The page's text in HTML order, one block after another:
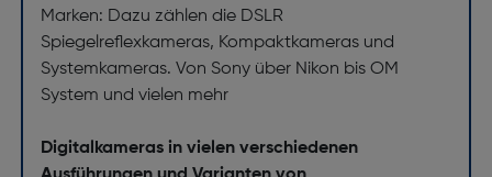
Marken: Dazu zählen die DSLR
Spiegelreflexkameras, Kompaktkameras und
Systemkameras. Von Sony über Nikon bis OM
System und vielen mehr
Digitalkameras in vielen verschiedenen